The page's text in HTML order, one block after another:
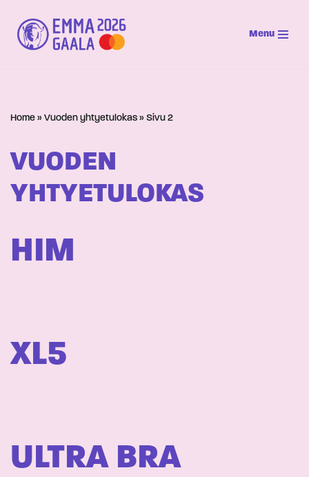
Siirry
suoraan
Menu
Home » Vuoden yhtyetulokas » Sivu 2
VUODEN
YHTYETULOKAS
HIM
XL5
ULTRA BRA